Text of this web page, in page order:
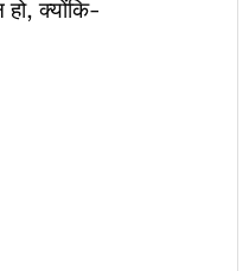
हो, क्योंकि-